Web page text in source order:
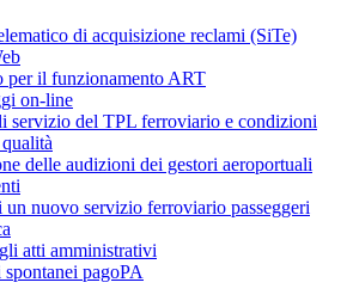
di acquisizione reclami (SiTe)
per il funzionamento ART
on-line
servizio del TPL ferroviario e condizioni
delle audizioni dei gestori aeroportuali
nuovo servizio ferroviario passeggeri
atti amministrativi
spontanei pagoPA